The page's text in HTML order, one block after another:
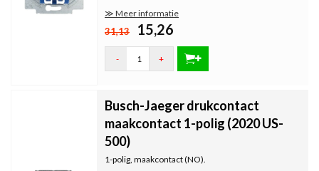
≫ Meer informatie
31,13 15,26
- +
Busch-Jaeger drukcontact
maakcontact 1-polig (2020 US-
500)
1-polig, maakcontact (NO).